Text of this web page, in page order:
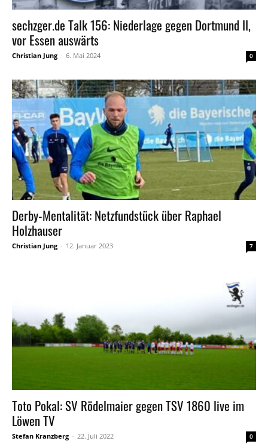
sechzger.de Talk 156: Niederlage gegen Dortmund II,
vor Essen auswärts
Christian Jung - 6. Mai 2024 0
Derby-Mentalität: Netzfundstück über Raphael
Holzhauser
Christian Jung - 12. Januar 2023 7
Toto Pokal: SV Rödelmaier gegen TSV 1860 live im
Löwen TV
Stefan Kranzberg - 22. Juli 2022 0